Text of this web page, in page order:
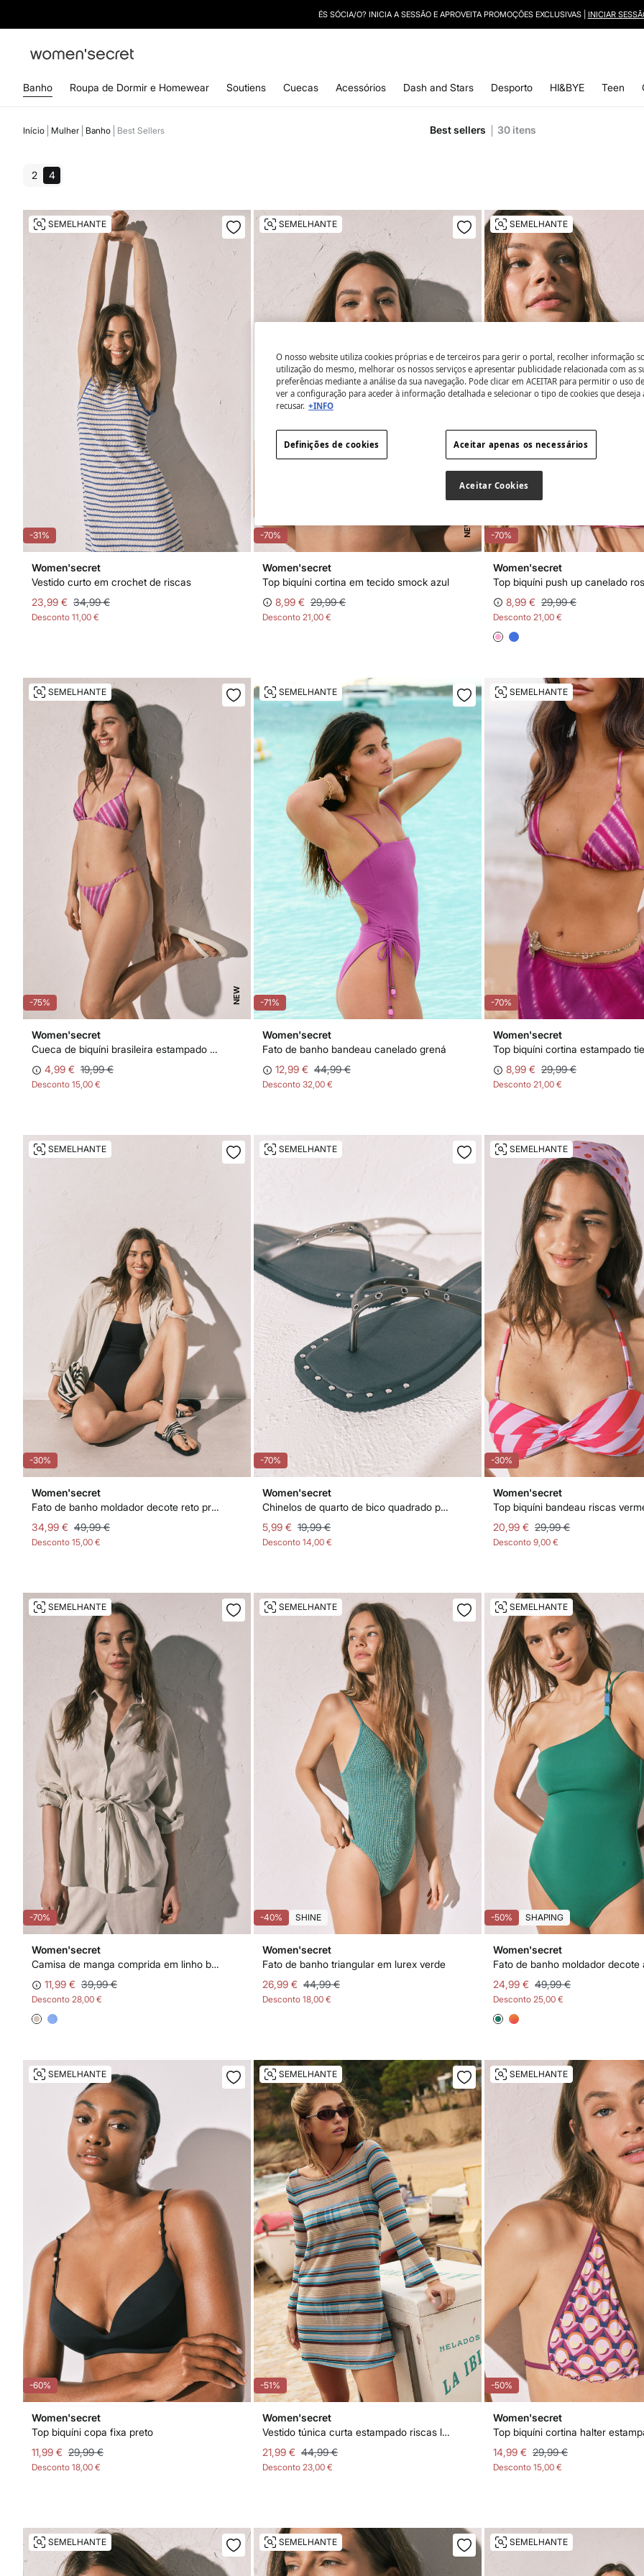
ÉS SÓCIA/O? INICIA A SESSÃO E APROVEITA PROMOÇÕES EXCLUSIVAS | INICIAR
Banho Roupa de Dormir e Homewear Soutiens Cuecas Acessórios Dash and Stars Desporto HI&BYE Teen
Início Mulher Banho Best Sellers Best sellers 30 itens
2 4
-31%
SEMELHANTE
Women'secret
Vestido curto em crochet de riscas
23,99 € 34,99 €
Desconto 11,00 €
-70% NEW
SEMELHANTE
Women'secret
Top biquíni cortina em tecido smock azul
8,99 € 29,99 €
Desconto 21,00 €
-70%
SEMELHANTE
Women'secret
Top biquíni push up canelado
8,99 € 29,99 €
Desconto 21,00 €
-75% NEW
SEMELHANTE
Women'secret
Cueca de biquíni brasileira estampado tie dye
4,99 € 19,99 €
Desconto 15,00 €
-71%
SEMELHANTE
Women'secret
Fato de banho bandeau canelado grená
12,99 € 44,99 €
Desconto 32,00 €
-70%
SEMELHANTE
Women'secret
8,99 € 29,99 €
Desconto 21,00 €
-30%
SEMELHANTE
Women'secret
Fato de banho moldador decote reto preto
34,99 € 49,99 €
Desconto 15,00 €
-70%
SEMELHANTE
Women'secret
Chinelos de quarto de bico quadrado pretos com tachas
5,99 € 19,99 €
Desconto 14,00 €
-30%
SEMELHANTE
Women'secret
20,99 € 29,99 €
Desconto 9,00 €
-70%
SEMELHANTE
Women'secret
Camisa de manga comprida em linho branca
11,99 € 39,99 €
Desconto 28,00 €
-40% SHINE
SEMELHANTE
Women'secret
Fato de banho triangular em lurex verde
26,99 € 44,99 €
Desconto 18,00 €
-50% SHAPING
SEMELHANTE
Women'secret
24,99 € 49,99 €
Desconto 25,00 €
-60%
SEMELHANTE
Women'secret
Top biquíni copa fixa preto
11,99 € 29,99 €
Desconto 18,00 €
-51%
SEMELHANTE
Women'secret
Vestido túnica curta estampado riscas lurex
21,99 € 44,99 €
Desconto 23,00 €
-50%
SEMELHANTE
Women'secret
14,99 € 29,99 €
Desconto 15,00 €
SEMELHANTE SEMELHANTE SEMELHANTE
O nosso website utiliza cookies próprias e de terceiros para gerir o portal, recolher informação
utilização do mesmo, melhorar os nossos serviços e apresentar publicidade relacionada com as
preferências mediante a análise da sua navegação. Pode clicar em ACEITAR para permitir o uso
ver a configuração para aceder à informação detalhada e selecionar o tipo de cookies que deseja
recusar. +INFO
Aceitar apenas os necessários
Aceitar Cookies
Definições de cookies